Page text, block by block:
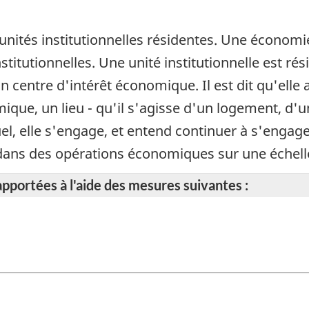
institutionnelles résidentes. Une
Une unité institutionnelle est
centre d'intérêt économique. Il est dit
un lieu - qu'il s'agisse d'un logement,
elle s'engage, et entend continuer à
des opérations économiques sur une
à l'aide des mesures suivantes :